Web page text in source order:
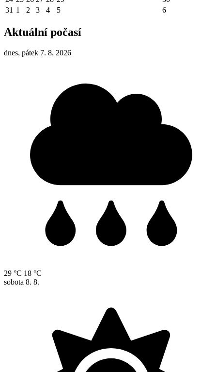
31 1 2 3 4 5 6
Aktuální počasí
dnes, pátek 7. 8. 2026
29 °C 18 °C
sobota 8. 8.